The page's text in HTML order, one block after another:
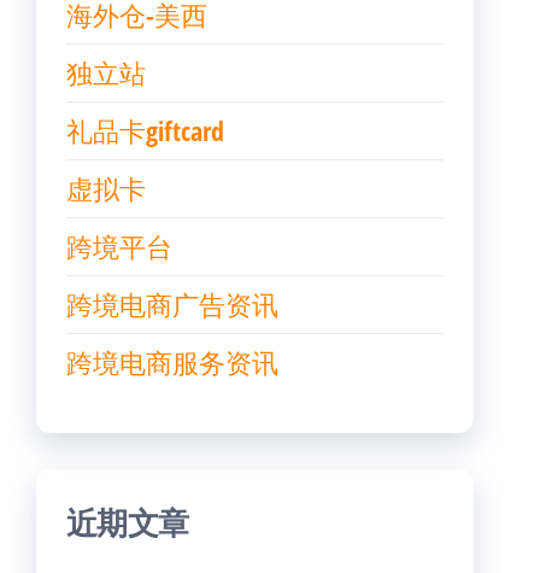
海外仓-美西
独立站
礼品卡giftcard
虚拟卡
跨境平台
跨境电商广告资讯
跨境电商服务资讯
近期文章